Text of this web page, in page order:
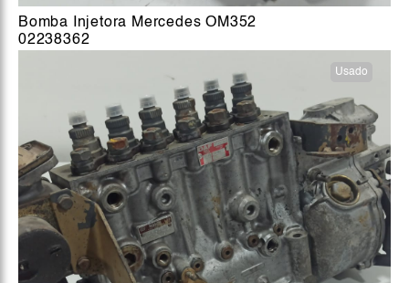
Bomba Injetora Mercedes OM352
02238362
Usado